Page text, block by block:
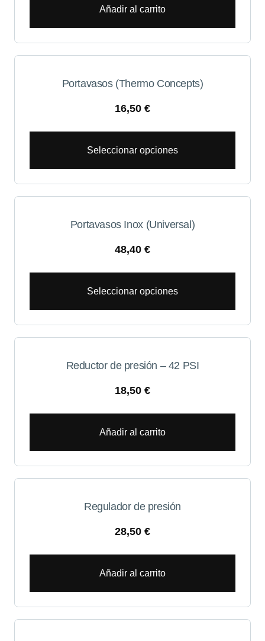
Añadir al carrito
Portavasos (Thermo Concepts)
16,50 €
Seleccionar opciones
Portavasos Inox (Universal)
48,40 €
Seleccionar opciones
Reductor de presión – 42 PSI
18,50 €
Añadir al carrito
Regulador de presión
28,50 €
Añadir al carrito